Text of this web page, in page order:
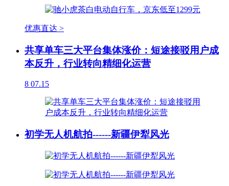
优惠直达 >
共享单车三大平台集体涨价：短途接驳用户成
本反升，行业转向精细化运营
8 07.15
初学无人机航拍------新疆伊犁风光